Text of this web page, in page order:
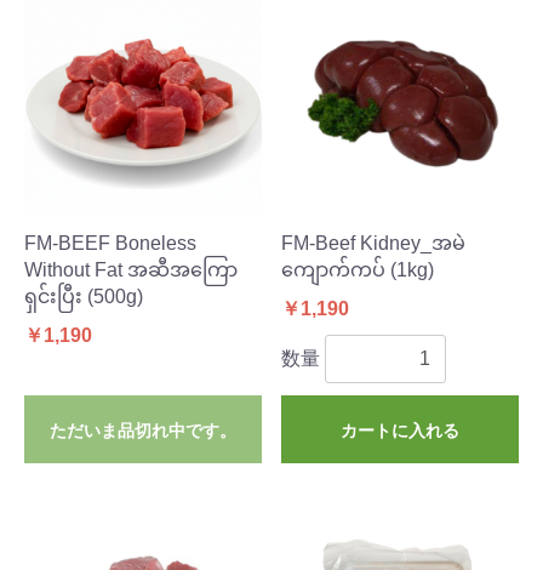
FM-BEEF Boneless
Without Fat အဆီအကြော
ရှင်းပြီး (500g)
￥1,190
ただいま品切れ中です。
FM-Beef Kidney_အမဲ
ကျောက်ကပ် (1kg)
￥1,190
数量
カートに入れる